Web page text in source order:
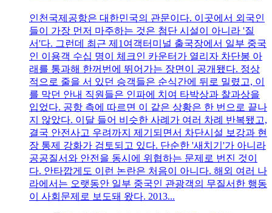
인천국제공항은 대한민국의 관문이다. 이곳에서 외국인
들이 가장 먼저 마주하는 것은 첨단 시설이 아니라 '질
서'다. 그런데 최근 제1여객터미널 출국장에서 일부 중국
인 이용객 수십 명이 체크인 카운터가 열리자 차단봉 아
래를 통과해 한꺼번에 뛰어가는 장면이 공개됐다. 정상
적으로 줄을 서 있던 승객들은 순식간에 뒤로 밀렸고, 이
를 막던 안내 직원들은 인파에 치여 타박상과 찰과상을
입었다. 공항 측에 따르면 이 같은 상황은 한 번으로 끝나
지 않았다. 이달 들어 비슷한 사례가 여러 차례 반복됐고,
결국 안전사고 우려까지 제기되면서 차단시설 보강과 현
장 통제 강화가 검토되고 있다. 단순한 '새치기'가 아니라
공공질서와 안전을 동시에 위협하는 문제로 번진 것이
다. 안타깝게도 이런 논란은 처음이 아니다. 해외 여러 나
라에서는 오랫동안 일부 중국인 관광객의 무질서한 행동
이 사회문제로 보도돼 왔다. 2013...